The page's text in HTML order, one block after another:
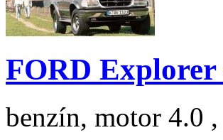
FORD
benzín, motor 4.0